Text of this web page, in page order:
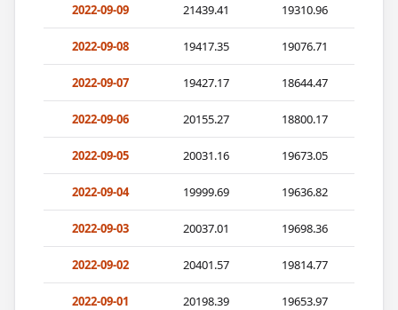
2022-09-09 21439.41 19310.96
2022-09-08 19417.35 19076.71
2022-09-07 19427.17 18644.47
2022-09-06 20155.27 18800.17
2022-09-05 20031.16 19673.05
2022-09-04 19999.69 19636.82
2022-09-03 20037.01 19698.36
2022-09-02 20401.57 19814.77
2022-09-01 20198.39 19653.97